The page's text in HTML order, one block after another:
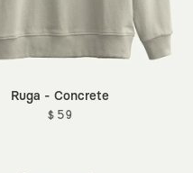
Ruga - Concrete
$ 59